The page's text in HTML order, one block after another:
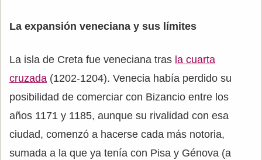
La expansión veneciana y sus límites
La isla de Creta fue veneciana tras la cuarta
cruzada (1202-1204). Venecia había perdido su
posibilidad de comerciar con Bizancio entre los
años 1171 y 1185, aunque su rivalidad con esa
ciudad, comenzó a hacerse cada más notoria,
sumada a la que ya tenía con Pisa y Génova (a